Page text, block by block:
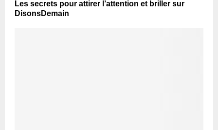
Les secrets pour attirer l’attention et briller sur
DisonsDemain